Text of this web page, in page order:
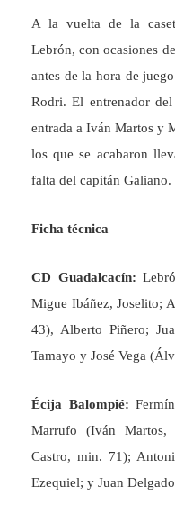
A la vuelta de la
Lebrón, con ocasiones
antes de la hora de
Rodri. El entrenador
entrada a Iván Martos y
los que se acabaron
falta del capitán Galiano.
Ficha técnica
CD Guadalcacín:
Migue Ibáñez, Joselito;
43), Alberto Piñero;
Tamayo y José Vega
Écija Balompié:
Marrufo (Iván
Castro, min. 71);
Ezequiel; y Juan